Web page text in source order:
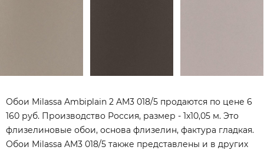
Обои Milassa Ambiplain 2 AM3 018/5 продаются по цене 6
160 руб. Производство Россия, размер - 1x10,05 м. Это
флизелиновые обои, основа флизелин, фактура гладкая.
Обои Milassa AM3 018/5 также представлены и в других